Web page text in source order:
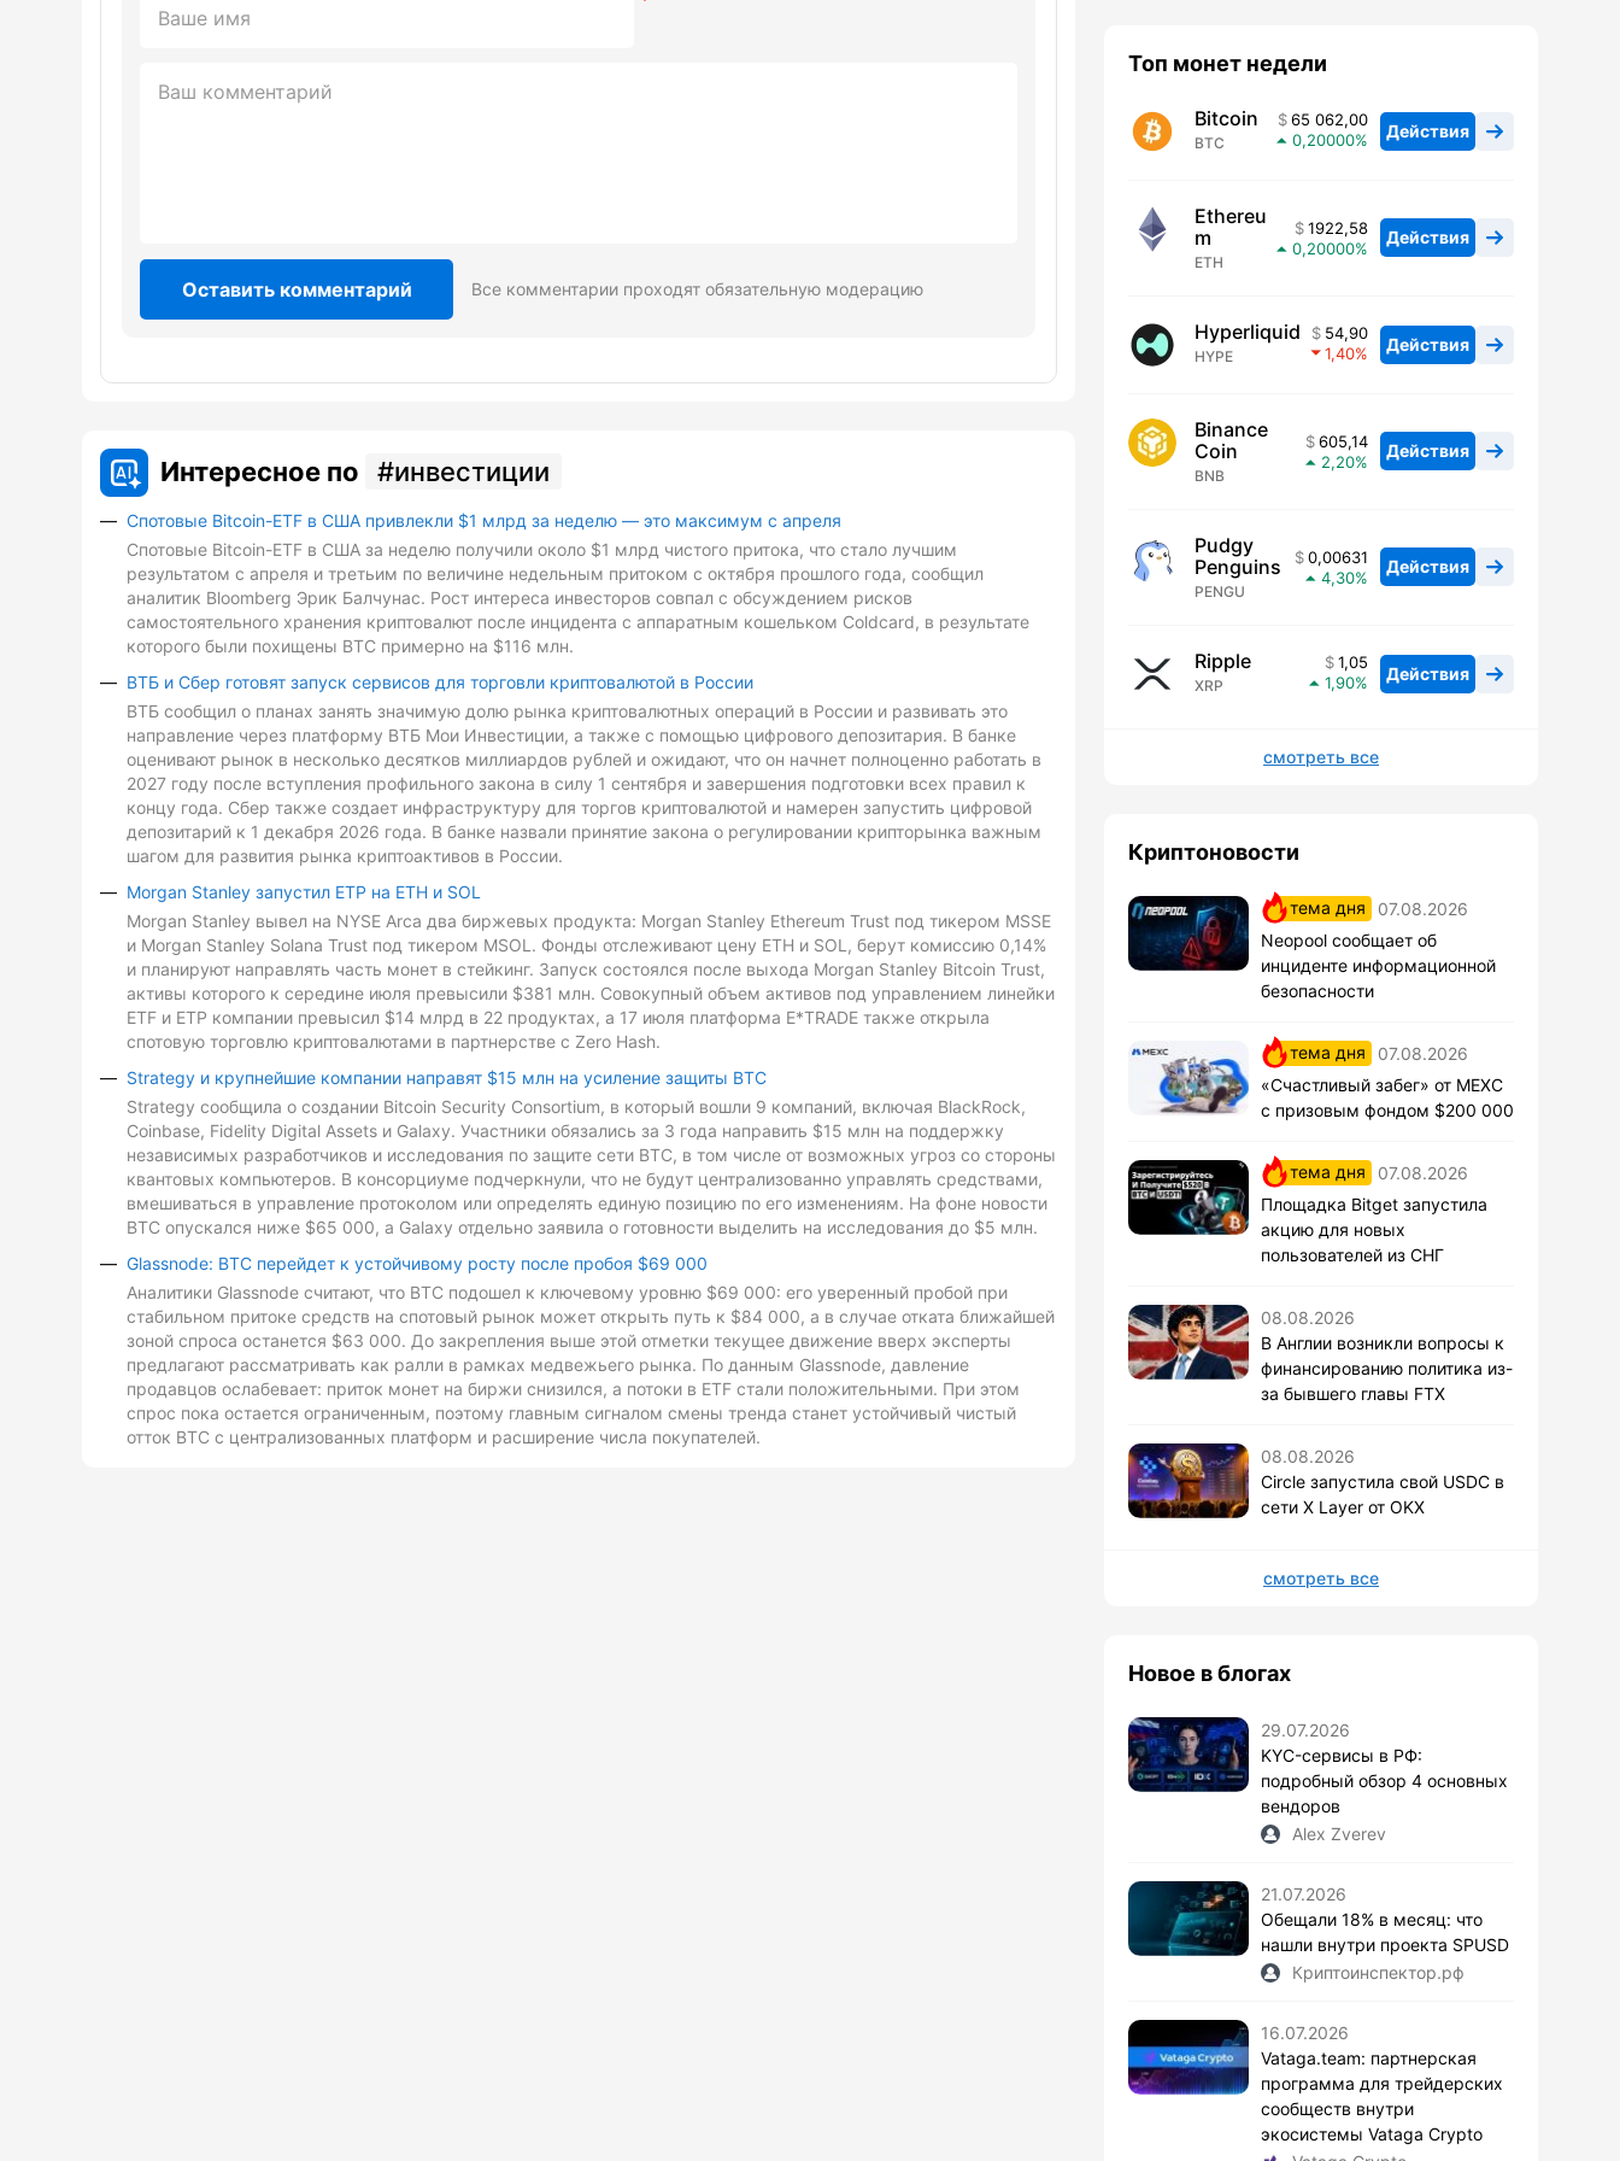
Оставить комментарий Все комментарии проходят обязательную модерацию
Интересное по инвестиции
Спотовые Bitcoin-ETF в США привлекли $1 млрд за неделю — это максимум с апреля
Спотовые Bitcoin-ETF в США за неделю получили около $1 млрд чистого притока, что стало лучшим
результатом с апреля и третьим по величине недельным притоком с октября прошлого года, сообщил
аналитик Bloomberg Эрик Балчунас. Рост интереса инвесторов совпал с обсуждением рисков
самостоятельного хранения криптовалют после инцидента с аппаратным кошельком Coldcard, в результате
которого были похищены BTC примерно на $116 млн.
ВТБ и Сбер готовят запуск сервисов для торговли криптовалютой в России
ВТБ сообщил о планах занять значимую долю рынка криптовалютных операций в России и развивать это
направление через платформу ВТБ Мои Инвестиции, а также с помощью цифрового депозитария. В банке
оценивают рынок в несколько десятков миллиардов рублей и ожидают, что он начнет полноценно работать в
2027 году после вступления профильного закона в силу 1 сентября и завершения подготовки всех правил к
концу года. Сбер также создает инфраструктуру для торгов криптовалютой и намерен запустить цифровой
депозитарий к 1 декабря 2026 года. В банке назвали принятие закона о регулировании крипторынка важным
шагом для развития рынка криптоактивов в России.
Morgan Stanley запустил ETP на ETH и SOL
Morgan Stanley вывел на NYSE Arca два биржевых продукта: Morgan Stanley Ethereum Trust под тикером MSSE
и Morgan Stanley Solana Trust под тикером MSOL. Фонды отслеживают цену ETH и SOL, берут комиссию 0,14%
и планируют направлять часть монет в стейкинг. Запуск состоялся после выхода Morgan Stanley Bitcoin Trust,
активы которого к середине июля превысили $381 млн. Совокупный объем активов под управлением линейки
ETF и ETP компании превысил $14 млрд в 22 продуктах, а 17 июля платформа E*TRADE также открыла
спотовую торговлю криптовалютами в партнерстве с Zero Hash.
Strategy и крупнейшие компании направят $15 млн на усиление защиты BTC
Strategy сообщила о создании Bitcoin Security Consortium, в который вошли 9 компаний, включая BlackRock,
Coinbase, Fidelity Digital Assets и Galaxy. Участники обязались за 3 года направить $15 млн на поддержку
независимых разработчиков и исследования по защите сети BTC, в том числе от возможных угроз со стороны
квантовых компьютеров. В консорциуме подчеркнули, что не будут централизованно управлять средствами,
вмешиваться в управление протоколом или определять единую позицию по его изменениям. На фоне новости
BTC опускался ниже $65 000, а Galaxy отдельно заявила о готовности выделить на исследования до $5 млн.
Glassnode: BTC перейдет к устойчивому росту после пробоя $69 000
Аналитики Glassnode считают, что BTC подошел к ключевому уровню $69 000: его уверенный пробой при
стабильном притоке средств на спотовый рынок может открыть путь к $84 000, а в случае отката ближайшей
зоной спроса останется $63 000. До закрепления выше этой отметки текущее движение вверх эксперты
предлагают рассматривать как ралли в рамках медвежьего рынка. По данным Glassnode, давление
продавцов ослабевает: приток монет на биржи снизился, а потоки в ETF стали положительными. При этом
спрос пока остается ограниченным, поэтому главным сигналом смены тренда станет устойчивый чистый
отток BTC с централизованных платформ и расширение числа покупателей.
Топ монет недели
Bitcoin
BTC
65 062,00
0,20000
Действия
Ethereu
m
ETH
1922,58
0,20000
Действия
Hyperliquid
HYPE
54,90
1,40
Действия
Binance
Coin
BNB
605,14
2,20
Действия
Pudgy
Penguins
PENGU
0,00631
4,30
Действия
Ripple
XRP
1,05
1,90
Действия
смотреть все
Криптоновости
тема дня
07.08.2026
Neopool сообщает об
инциденте информационной
безопасности
тема дня
07.08.2026
«Счастливый забег» от MEXC
с призовым фондом $200 000
тема дня
07.08.2026
Площадка Bitget запустила
акцию для новых
пользователей из СНГ
08.08.2026
В Англии возникли вопросы к
финансированию политика из-
за бывшего главы FTX
08.08.2026
Circle запустила свой USDC в
сети X Layer от OKX
смотреть все
Новое в блогах
29.07.2026
KYC-сервисы в РФ:
подробный обзор 4 основных
вендоров
Alex Zverev
21.07.2026
Обещали 18% в месяц: что
нашли внутри проекта SPUSD
Криптоинспектор.рф
16.07.2026
Vataga.team: партнерская
программа для трейдерских
сообществ внутри
экосистемы Vataga Crypto